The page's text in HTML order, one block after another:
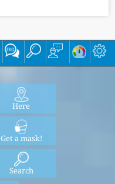
Here
Get a mask!
Search